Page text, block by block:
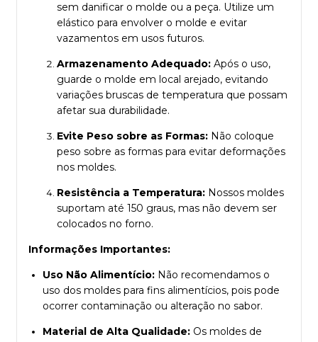
sem danificar o molde ou a peça. Utilize um
elástico para envolver o molde e evitar
vazamentos em usos futuros.
Armazenamento Adequado: Após o uso,
guarde o molde em local arejado, evitando
variações bruscas de temperatura que possam
afetar sua durabilidade.
Evite Peso sobre as Formas: Não coloque
peso sobre as formas para evitar deformações
nos moldes.
Resistência a Temperatura: Nossos moldes
suportam até 150 graus, mas não devem ser
colocados no forno.
Informações Importantes:
Uso Não Alimentício: Não recomendamos o
uso dos moldes para fins alimentícios, pois pode
ocorrer contaminação ou alteração no sabor.
Material de Alta Qualidade: Os moldes de